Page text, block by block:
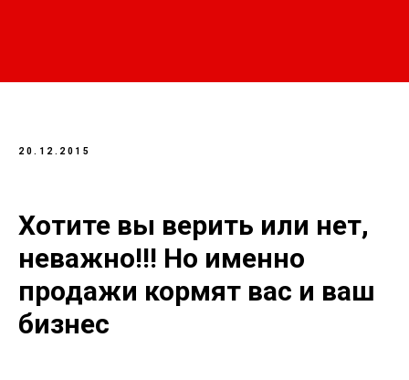
20.12.2015
Хотите вы верить или нет,
неважно!!! Но именно
продажи кормят вас и ваш
бизнес